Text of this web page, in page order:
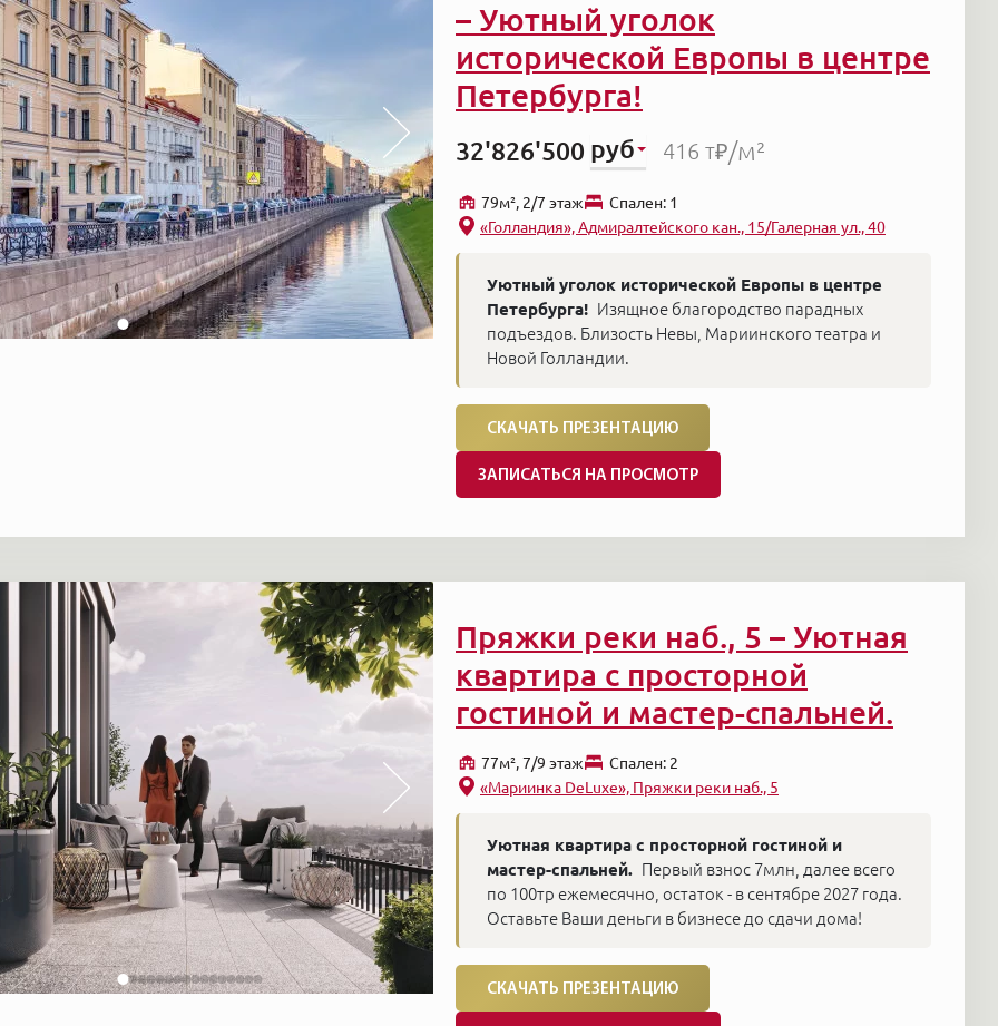
– Уютный уголок
исторической Европы в центре
Петербурга!
32'826'500 руб 416 т₽/м²
79м², 2/7 этаж
Cпален: 1
«Голландия», Адмиралтейского кан., 15/Галерная ул., 40
Уютный уголок исторической Европы в центре
Петербурга! Изящное благородство парадных
подъездов. Близость Невы, Мариинского театра и
Новой Голландии.
СКАЧАТЬ ПРЕЗЕНТАЦИЮ
ЗАПИСАТЬСЯ НА ПРОСМОТР
Пряжки реки наб., 5 – Уютная
квартира с просторной
гостиной и мастер-спальней.
77м², 7/9 этаж
Cпален: 2
«Мариинка DeLuxe», Пряжки реки наб., 5
Уютная квартира с просторной гостиной и
мастер-спальней. Первый взнос 7млн, далее всего
по 100тр ежемесячно, остаток - в сентябре 2027 года.
Оставьте Ваши деньги в бизнесе до сдачи дома!
СКАЧАТЬ ПРЕЗЕНТАЦИЮ